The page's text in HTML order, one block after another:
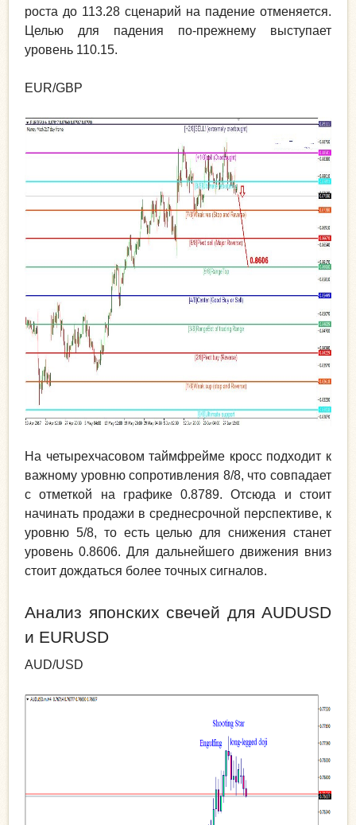
роста до 113.28 сценарий на падение отменяется.
Целью для падения по-прежнему выступает
уровень 110.15.
EUR/GBP
На четырехчасовом таймфрейме кросс подходит к
важному уровню сопротивления 8/8, что совпадает
с отметкой на графике 0.8789. Отсюда и стоит
начинать продажи в среднесрочной перспективе, к
уровню 5/8, то есть целью для снижения станет
уровень 0.8606. Для дальнейшего движения вниз
стоит дождаться более точных сигналов.
Анализ японских свечей для AUDUSD
и EURUSD
AUD/USD